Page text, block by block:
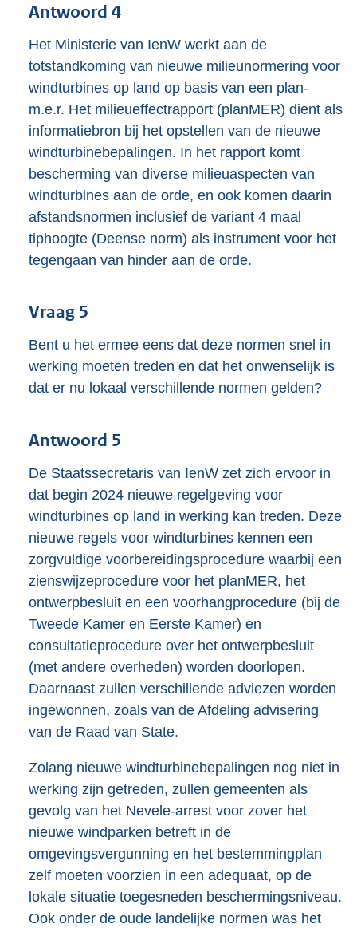
Antwoord 4
Het Ministerie van IenW werkt aan de
totstandkoming van nieuwe milieunormering voor
windturbines op land op basis van een plan-
m.e.r. Het milieueffectrapport (planMER) dient als
informatiebron bij het opstellen van de nieuwe
windturbinebepalingen. In het rapport komt
bescherming van diverse milieuaspecten van
windturbines aan de orde, en ook komen daarin
afstandsnormen inclusief de variant 4 maal
tiphoogte (Deense norm) als instrument voor het
tegengaan van hinder aan de orde.
Vraag 5
Bent u het ermee eens dat deze normen snel in
werking moeten treden en dat het onwenselijk is
dat er nu lokaal verschillende normen gelden?
Antwoord 5
De Staatssecretaris van IenW zet zich ervoor in
dat begin 2024 nieuwe regelgeving voor
windturbines op land in werking kan treden. Deze
nieuwe regels voor windturbines kennen een
zorgvuldige voorbereidingsprocedure waarbij een
zienswijzeprocedure voor het planMER, het
ontwerpbesluit en een voorhangprocedure (bij de
Tweede Kamer en Eerste Kamer) en
consultatieprocedure over het ontwerpbesluit
(met andere overheden) worden doorlopen.
Daarnaast zullen verschillende adviezen worden
ingewonnen, zoals van de Afdeling advisering
van de Raad van State.
Zolang nieuwe windturbinebepalingen nog niet in
werking zijn getreden, zullen gemeenten als
gevolg van het Nevele-arrest voor zover het
nieuwe windparken betreft in de
omgevingsvergunning en het bestemmingplan
zelf moeten voorzien in een adequaat, op de
lokale situatie toegesneden beschermingsniveau.
Ook onder de oude landelijke normen was het